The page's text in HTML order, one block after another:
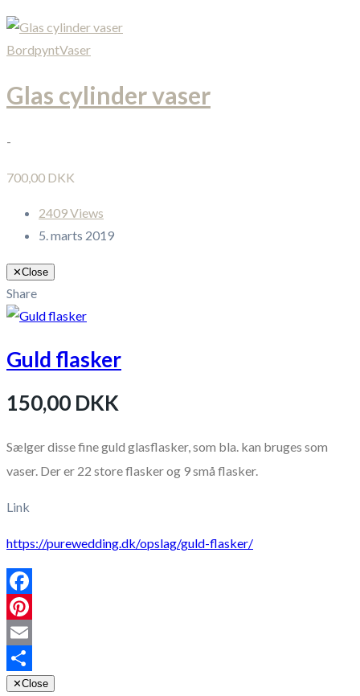
BordpyntVaser
Glas cylinder vaser
-
700,00 DKK
2409 Views
5. marts 2019
✕Close
Share
Guld flasker
150,00 DKK
Sælger disse fine guld glasflasker, som bla. kan bruges som
vaser. Der er 22 store flasker og 9 små flasker.
Link
https://purewedding.dk/opslag/guld-flasker/
Facebook
Pinterest
Email
Share
✕Close